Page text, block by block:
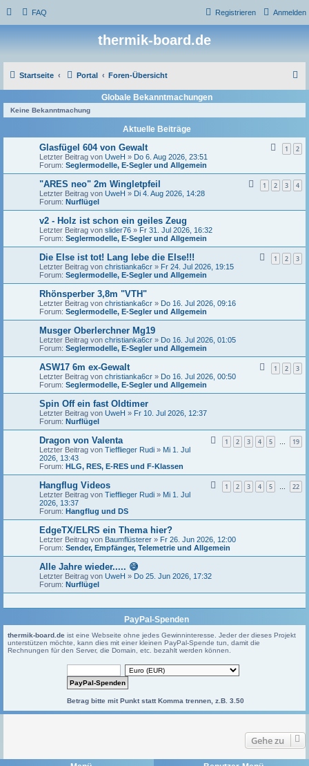
FAQ Anmelden
Registrieren
thermik-board.de
Startseite Portal Foren-Übersicht
u
Globale Bekanntmachungen
Keine Bekanntmachung
Aktuelle Beiträge
Glasfügel 604 von Gewalt 1 2
Letzter Beitrag von UweH » Do 6. Aug 2026, 23:51
Forum: Seglermodelle, E-Segler und Allgemein
"ARES neo" 2m Wingletpfeil 1 2 3 4
Letzter Beitrag von UweH » Di 4. Aug 2026, 14:28
Forum: Nurflügel
v2 - Holz ist schon ein geiles Zeug
Letzter Beitrag von slider76 » Fr 31. Jul 2026, 16:32
Forum: Seglermodelle, E-Segler und Allgemein
Die Else ist tot! Lang lebe die Else!!! 1 2 3
Letzter Beitrag von christianka6cr » Fr 24. Jul 2026, 19:15
Forum: Seglermodelle, E-Segler und Allgemein
Rhönsperber 3,8m "VTH"
Letzter Beitrag von christianka6cr » Do 16. Jul 2026, 09:16
Forum: Seglermodelle, E-Segler und Allgemein
Musger Oberlerchner Mg19
Letzter Beitrag von christianka6cr » Do 16. Jul 2026, 01:05
Forum: Seglermodelle, E-Segler und Allgemein
ASW17 6m ex-Gewalt 1 2 3
Letzter Beitrag von christianka6cr » Do 16. Jul 2026, 00:50
Forum: Seglermodelle, E-Segler und Allgemein
Spin Off ein fast Oldtimer
Letzter Beitrag von UweH » Fr 10. Jul 2026, 12:37
Forum: Nurflügel
Dragon von Valenta 1 2 3 4 5 … 19
Letzter Beitrag von Tiefflieger Rudi » Mi 1. Jul
2026, 13:43
Forum: HLG, RES, E-RES und F-Klassen
Hangflug Videos 1 2 3 4 5 … 22
Letzter Beitrag von Tiefflieger Rudi » Mi 1. Jul
2026, 13:37
Forum: Hangflug und DS
EdgeTX/ELRS ein Thema hier?
Letzter Beitrag von Baumflüsterer » Fr 26. Jun 2026, 12:00
Forum: Sender, Empfänger, Telemetrie und Allgemein
Alle Jahre wieder..... 😅
Letzter Beitrag von UweH » Do 25. Jun 2026, 17:32
Forum: Nurflügel
PayPal-Spenden
thermik-board.de ist eine Webseite ohne jedes Gewinninteresse. Jeder der dieses Projekt
unterstützen möchte, kann dies mit einer kleinen PayPal-Spende tun, damit die
Rechnungen für den Server, die Domain, etc. bezahlt werden können.
Betrag bitte mit Punkt statt Komma trennen, z.B. 3.50
Gehe zu